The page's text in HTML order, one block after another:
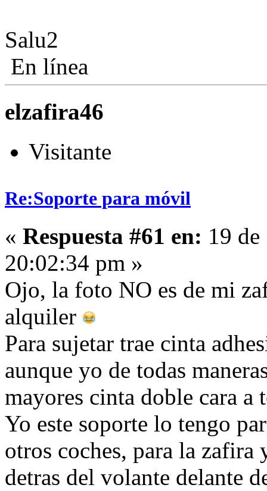
Salu2
En línea
elzafira46
Visitante
Re:Soporte para móvil
« Respuesta #61 en: 19
20:02:34 pm »
Ojo, la foto NO es de mi
alquiler
Para sujetar trae cinta
aunque yo de todas
mayores cinta doble cara
Yo este soporte lo tengo
otros coches, para la zafira
detras del volante delante